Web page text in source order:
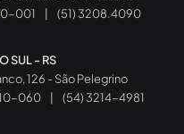
001
(51) 3208.4090
SUL - RS
126 - São Pelegrino
060
(54) 3214-4981